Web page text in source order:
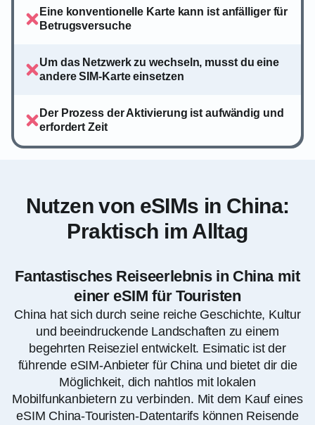
Eine konventionelle Karte kann ist anfälliger für
Betrugsversuche
Um das Netzwerk zu wechseln, musst du eine
andere SIM-Karte einsetzen
Der Prozess der Aktivierung ist aufwändig und
erfordert Zeit
Nutzen von eSIMs in China:
Praktisch im Alltag
Fantastisches Reiseerlebnis in China mit
einer eSIM für Touristen
China hat sich durch seine reiche Geschichte, Kultur
und beeindruckende Landschaften zu einem
begehrten Reiseziel entwickelt. Esimatic ist der
führende eSIM-Anbieter für China und bietet dir die
Möglichkeit, dich nahtlos mit lokalen
Mobilfunkanbietern zu verbinden. Mit dem Kauf eines
eSIM China-Touristen-Datentarifs können Reisende